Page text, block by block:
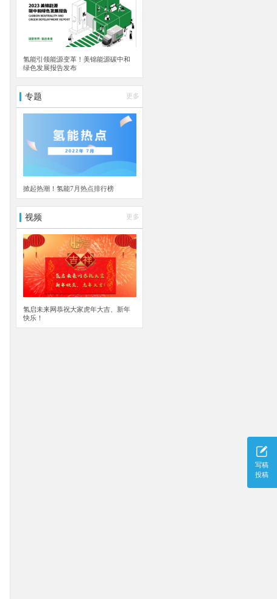
写稿
投稿
氢能引领能源变革！美锦能源碳中和
绿色发展报告发布
专题 更多
掀起热潮！氢能7月热点排行榜
视频 更多
氢启未来网恭祝大家虎年大吉、新年
快乐！